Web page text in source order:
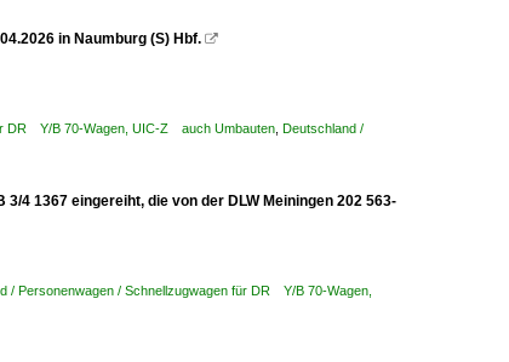
in Naumburg (S) Hbf. 
DR Y/B 70-Wagen, UIC-Z auch Umbauten Deutschland /
4 1367 eingereiht, die von der DLW Meiningen 202 563-
/ Personenwagen / Schnellzugwagen für DR Y/B 70-Wagen,